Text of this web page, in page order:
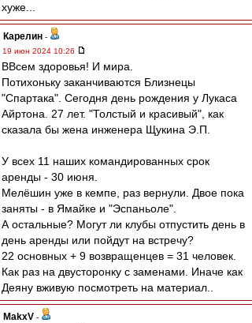
хуже...
Карелин -
19 июн 2024 10:26
ВВсем здоровья! И мира.
Потихоньку заканчиваются Близнецы
"Спартака". Сегодня день рождения у Лукаса
Айртона. 27 лет. "Толстый и красивый", как
сказала бы жена инженера Щукина Э.П.
У всех 11 наших командированных срок
аренды - 30 июня.
Мелёшин уже в кемпе, раз вернули. Двое пока
заняты - в Ямайке и "Эспаньоле".
А остальные? Могут ли клубы отпустить день в
день аренды или пойдут на встречу?
22 основных + 9 возвращенцев = 31 человек.
Как раз на двусторонку с заменами. Иначе как
Деяну вживую посмотреть на материал..
MakxV -